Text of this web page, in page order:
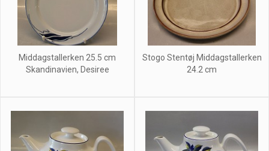
Middagstallerken 25.5 cm
Skandinavien, Desiree
Stogo Stentøj Middagstallerken
24.2 cm